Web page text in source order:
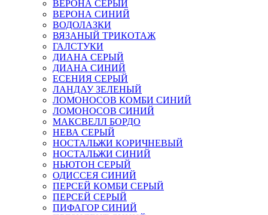
ВЕРОНА СЕРЫЙ
ВЕРОНА СИНИЙ
ВОДОЛАЗКИ
ВЯЗАНЫЙ ТРИКОТАЖ
ГАЛСТУКИ
ДИАНА СЕРЫЙ
ДИАНА СИНИЙ
ЕСЕНИЯ СЕРЫЙ
ЛАНДАУ ЗЕЛЕНЫЙ
ЛОМОНОСОВ КОМБИ СИНИЙ
ЛОМОНОСОВ СИНИЙ
МАКСВЕЛЛ БОРДО
НЕВА СЕРЫЙ
НОСТАЛЬЖИ КОРИЧНЕВЫЙ
НОСТАЛЬЖИ СИНИЙ
НЬЮТОН СЕРЫЙ
ОДИССЕЯ СИНИЙ
ПЕРСЕЙ КОМБИ СЕРЫЙ
ПЕРСЕЙ СЕРЫЙ
ПИФАГОР СИНИЙ